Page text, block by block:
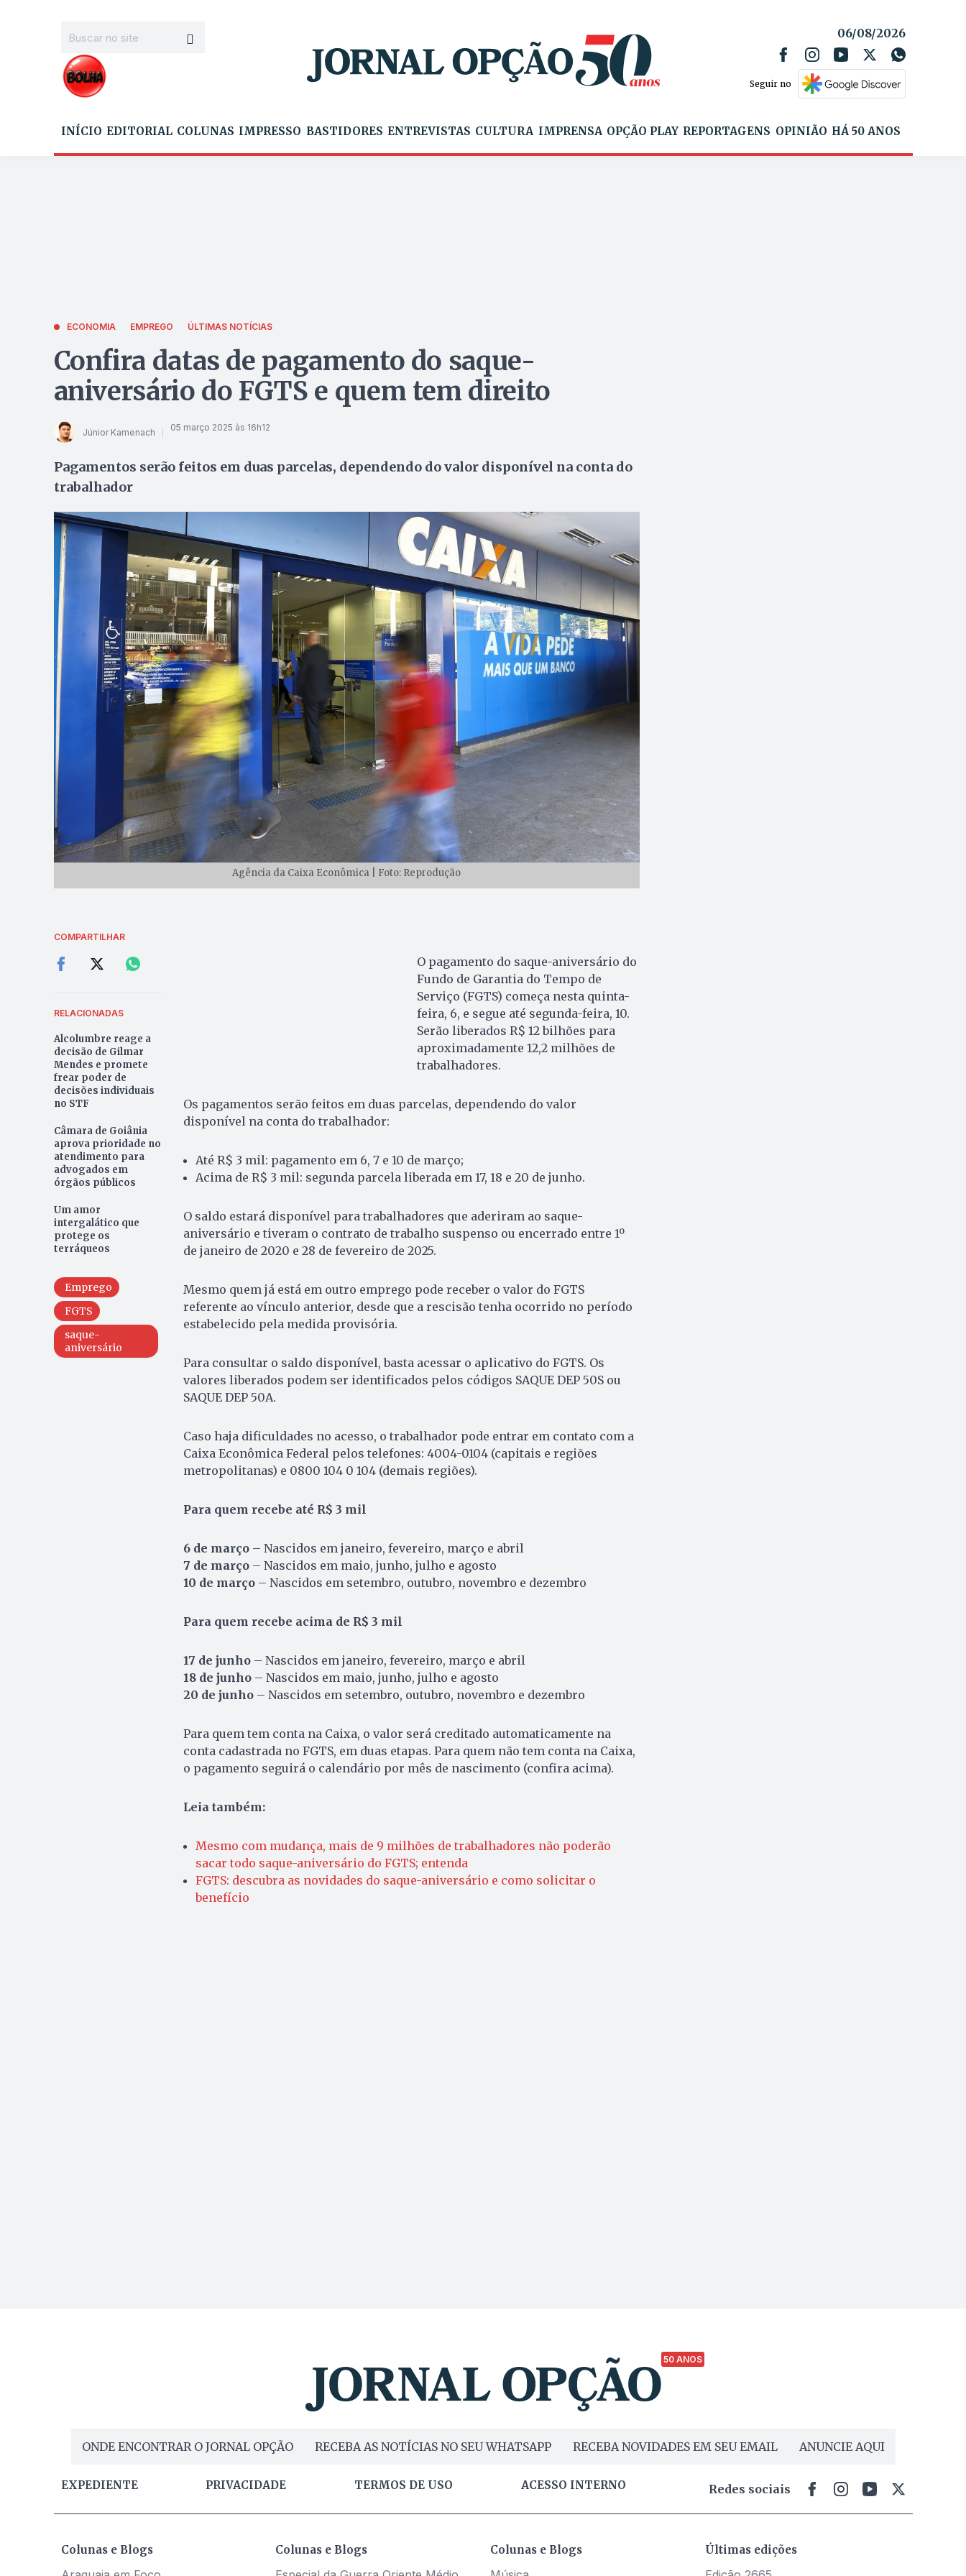
06/08/2026
Seguir no
INÍCIO EDITORIAL COLUNAS IMPRESSO BASTIDORES ENTREVISTAS CULTURA IMPRENSA OPÇÃO PLAY REPORTAGENS OPINIÃO HÁ 50 ANOS
ECONOMIA EMPREGO ÚLTIMAS NOTÍCIAS
Confira datas de pagamento do saque-
aniversário do FGTS e quem tem direito
Júnior Kamenach 05 março 2025 às 16h12
Pagamentos serão feitos em duas parcelas, dependendo do valor disponível na conta do
trabalhador
Agência da Caixa Econômica | Foto: Reprodução
COMPARTILHAR
RELACIONADAS
Alcolumbre reage a
decisão de Gilmar
Mendes e promete
frear poder de
decisões individuais
no STF
Câmara de Goiânia
aprova prioridade no
atendimento para
advogados em
órgãos públicos
Um amor
intergalático que
protege os
terráqueos
Emprego
FGTS
saque-
aniversário
O pagamento do saque-aniversário do
Fundo de Garantia do Tempo de
Serviço (FGTS) começa nesta quinta-
feira, 6, e segue até segunda-feira, 10.
Serão liberados R$ 12 bilhões para
aproximadamente 12,2 milhões de
trabalhadores.
Os pagamentos serão feitos em duas parcelas, dependendo do valor
disponível na conta do trabalhador:
Até R$ 3 mil: pagamento em 6, 7 e 10 de março;
Acima de R$ 3 mil: segunda parcela liberada em 17, 18 e 20 de junho.
O saldo estará disponível para trabalhadores que aderiram ao saque-
aniversário e tiveram o contrato de trabalho suspenso ou encerrado entre 1º
de janeiro de 2020 e 28 de fevereiro de 2025.
Mesmo quem já está em outro emprego pode receber o valor do FGTS
referente ao vínculo anterior, desde que a rescisão tenha ocorrido no período
estabelecido pela medida provisória.
Para consultar o saldo disponível, basta acessar o aplicativo do FGTS. Os
valores liberados podem ser identificados pelos códigos SAQUE DEP 50S ou
SAQUE DEP 50A.
Caso haja dificuldades no acesso, o trabalhador pode entrar em contato com a
Caixa Econômica Federal pelos telefones: 4004-0104 (capitais e regiões
metropolitanas) e 0800 104 0 104 (demais regiões).
Para quem recebe até R$ 3 mil
6 de março– Nascidos em janeiro, fevereiro, março e abril
7 de março– Nascidos em maio, junho, julho e agosto
10 de março– Nascidos em setembro, outubro, novembro e dezembro
Para quem recebe acima de R$ 3 mil
17 de junho– Nascidos em janeiro, fevereiro, março e abril
18 de junho– Nascidos em maio, junho, julho e agosto
20 de junho– Nascidos em setembro, outubro, novembro e dezembro
Para quem tem conta na Caixa, o valor será creditado automaticamente na
conta cadastrada no FGTS, em duas etapas. Para quem não tem conta na Caixa,
o pagamento seguirá o calendário por mês de nascimento (confira acima).
Leia também:
Mesmo com mudança, mais de 9 milhões de trabalhadores não poderão
sacar todo saque-aniversário do FGTS; entenda
FGTS: descubra as novidades do saque-aniversário e como solicitar o
benefício
50 ANOS
ONDE ENCONTRAR O JORNAL OPÇÃO RECEBA AS NOTÍCIAS NO SEU WHATSAPP RECEBA NOVIDADES EM SEU EMAIL ANUNCIE AQUI
EXPEDIENTE PRIVACIDADE TERMOS DE USO ACESSO INTERNO Redes sociais
Colunas e Blogs Colunas e Blogs Colunas e Blogs Últimas edições